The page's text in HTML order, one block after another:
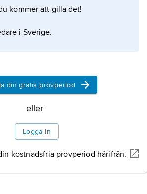
kommer att gilla det!
i Sverige.
din gratis provperiod
eller
Logga in
kostnadsfria provperiod härifrån.